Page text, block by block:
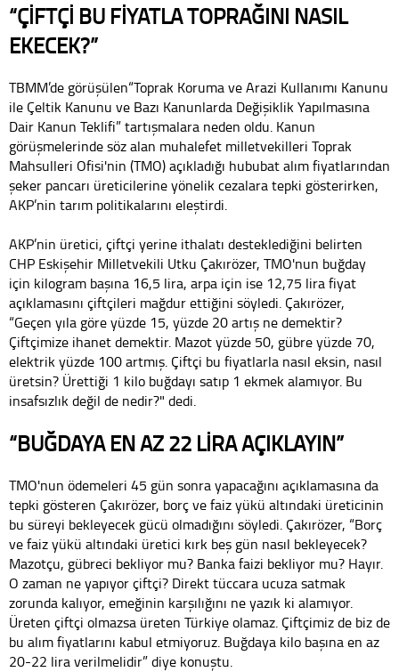
“ÇİFTÇİ BU FİYATLA TOPRAĞINI NASIL
EKECEK?”
TBMM’de görüşülen“Toprak Koruma ve Arazi Kullanımı Kanunu
ile Çeltik Kanunu ve Bazı Kanunlarda Değişiklik Yapılmasına
Dair Kanun Teklifi” tartışmalara neden oldu. Kanun
görüşmelerinde söz alan muhalefet milletvekilleri Toprak
Mahsulleri Ofisi'nin (TMO) açıkladığı hububat alım fiyatlarından
şeker pancarı üreticilerine yönelik cezalara tepki gösterirken,
AKP’nin tarım politikalarını eleştirdi.
AKP’nin üretici, çiftçi yerine ithalatı desteklediğini belirten
CHP Eskişehir Milletvekili Utku Çakırözer, TMO'nun buğday
için kilogram başına 16,5 lira, arpa için ise 12,75 lira fiyat
açıklamasını çiftçileri mağdur ettiğini söyledi. Çakırözer,
“Geçen yıla göre yüzde 15, yüzde 20 artış ne demektir?
Çiftçimize ihanet demektir. Mazot yüzde 50, gübre yüzde 70,
elektrik yüzde 100 artmış. Çiftçi bu fiyatlarla nasıl eksin, nasıl
üretsin? Ürettiği 1 kilo buğdayı satıp 1 ekmek alamıyor. Bu
insafsızlık değil de nedir?" dedi.
“BUĞDAYA EN AZ 22 LİRA AÇIKLAYIN”
TMO'nun ödemeleri 45 gün sonra yapacağını açıklamasına da
tepki gösteren Çakırözer, borç ve faiz yükü altındaki üreticinin
bu süreyi bekleyecek gücü olmadığını söyledi. Çakırözer, “Borç
ve faiz yükü altındaki üretici kırk beş gün nasıl bekleyecek?
Mazotçu, gübreci bekliyor mu? Banka faizi bekliyor mu? Hayır.
O zaman ne yapıyor çiftçi? Direkt tüccara ucuza satmak
zorunda kalıyor, emeğinin karşılığını ne yazık ki alamıyor.
Üreten çiftçi olmazsa üreten Türkiye olamaz. Çiftçimiz de biz de
bu alım fiyatlarını kabul etmiyoruz. Buğdaya kilo başına en az
20-22 lira verilmelidir” diye konuştu.